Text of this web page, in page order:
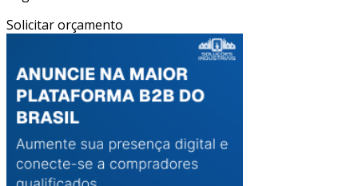
Solicitar orçamento